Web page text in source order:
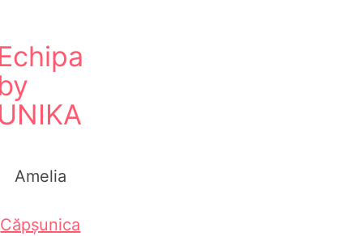
Amelia
Căpșunica